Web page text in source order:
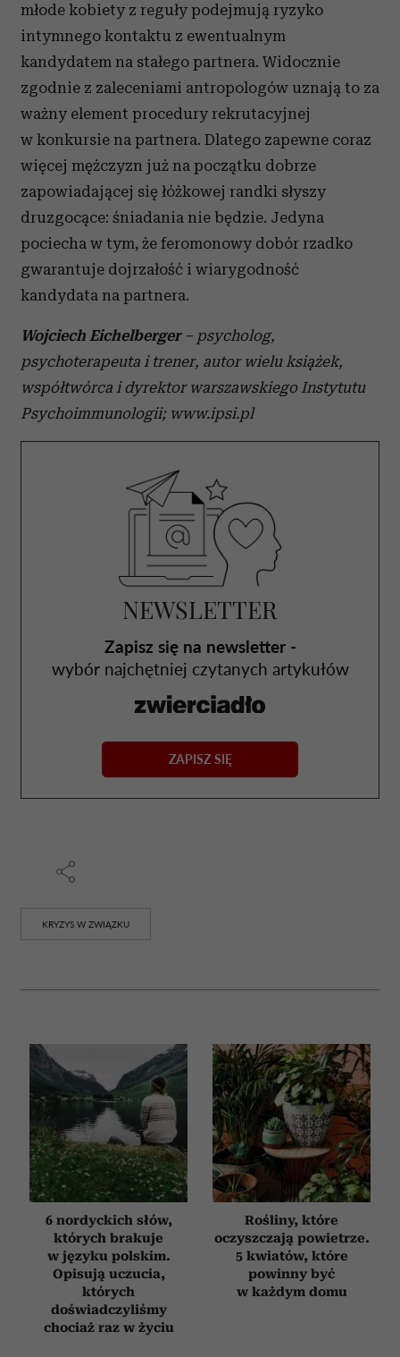
młode kobiety z reguły podejmują ryzyko
intymnego kontaktu z ewentualnym
kandydatem na stałego partnera. Widocznie
zgodnie z zaleceniami antropologów uznają to za
ważny element procedury rekrutacyjnej
w konkursie na partnera. Dlatego zapewne coraz
więcej mężczyzn już na początku dobrze
zapowiadającej się łóżkowej randki słyszy
druzgocące: śniadania nie będzie. Jedyna
pociecha w tym, że feromonowy dobór rzadko
gwarantuje dojrzałość i wiarygodność
kandydata na partnera.
Wojciech Eichelberger– psycholog,
psychoterapeuta i trener, autor wielu książek,
współtwórca i dyrektor warszawskiego Instytutu
Psychoimmunologii; www.ipsi.pl
NEWSLETTER
Zapisz się na newsletter -
wybór najchętniej czytanych artykułów
ZAPISZ SIĘ
KRYZYS W ZWIĄZKU
6 nordyckich słów,
których brakuje
w języku polskim.
Opisują uczucia,
których
doświadczyliśmy
chociaż raz w życiu
Rośliny, które
oczyszczają powietrze.
5 kwiatów, które
powinny być
w każdym domu